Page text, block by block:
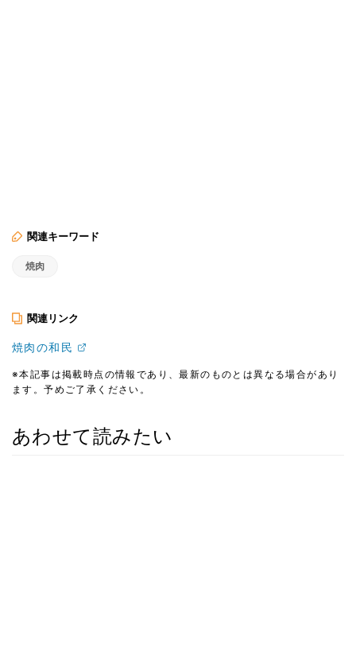
関連キーワード
焼肉
関連リンク
焼肉の和民
※本記事は掲載時点の情報であり、最新のものとは異なる場合があり
ます。予めご了承ください。
あわせて読みたい